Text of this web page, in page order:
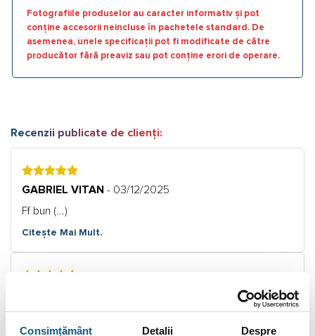
Consimțământ Detalii Despre
Fotografiile produselor au caracter informativ și pot
conține accesorii neincluse în pachetele standard. De
asemenea, unele specificații pot fi modificate de către
producător fără preaviz sau pot conține erori de operare.
Recenzii publicate de clienți:
5
GABRIEL VITAN - 03/12/2025
Ff bun (...)
Citește Mai Mult.
Recomand. (...)